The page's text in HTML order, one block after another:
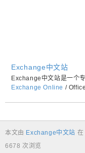
Exchange中文站
Exchange中文站是一个
Exchange Online /
本文由 Exchange中文站 在
6678 次浏览